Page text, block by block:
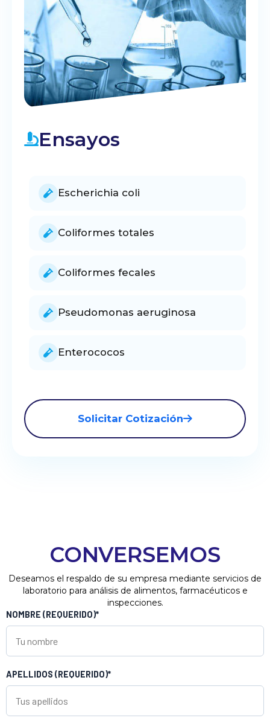
Ensayos
Escherichia coli
Coliformes totales
Coliformes fecales
Pseudomonas aeruginosa
Enterococos
Solicitar Cotización
CONVERSEMOS
Deseamos el respaldo de su empresa mediante servicios de
laboratorio para análisis de alimentos, farmacéuticos e
inspecciones.
NOMBRE (REQUERIDO)*
APELLIDOS (REQUERIDO)*